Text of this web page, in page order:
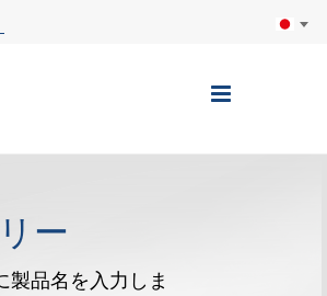
ナ
ー
製品名を入力しま